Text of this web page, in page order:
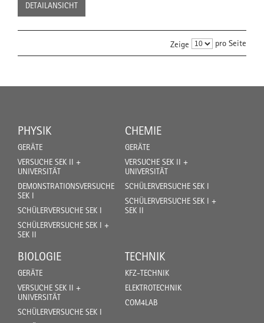
DETAILANSICHT
Zeige pro Seite
PHYSIK
GERÄTE
VERSUCHE SEK II +
UNIVERSITÄT
DEMONSTRATIONSVERSUCHE
SEK I
SCHÜLERVERSUCHE SEK I
SCHÜLERVERSUCHE SEK I +
SEK II
CHEMIE
GERÄTE
VERSUCHE SEK II +
UNIVERSITÄT
SCHÜLERVERSUCHE SEK I
SCHÜLERVERSUCHE SEK I +
SEK II
BIOLOGIE
GERÄTE
VERSUCHE SEK II +
UNIVERSITÄT
SCHÜLERVERSUCHE SEK I
TECHNIK
KFZ-TECHNIK
ELEKTROTECHNIK
COM4LAB